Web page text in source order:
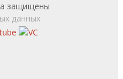
защищены
данных